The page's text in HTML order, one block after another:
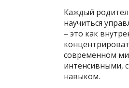
Каждый
научиться
– это как
современном
интенсивными,
навыком.